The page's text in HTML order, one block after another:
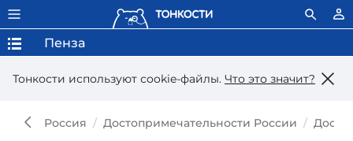
Тонкости используют сookie-файлы. Что это значит?
Пенза
Россия Достопримечательности России